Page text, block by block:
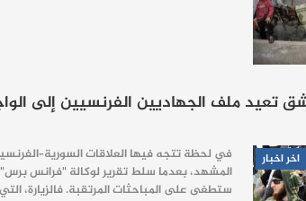
تعيد ملف الجهاديين الفرنسيين إلى
اخر اخبار
في لحظة تتجه فيها العلاقات
المشهد، بعدما سلط تقرير لوكالة "فرانس
ستطغى على المباحثات المرتقبة. فالزيارة،